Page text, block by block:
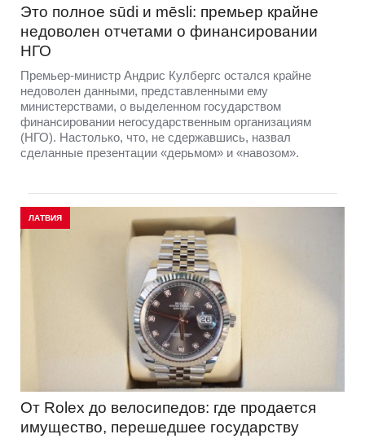
Это полное sūdi и mēsli: премьер крайне
недоволен отчетами о финансировании
НГО
Премьер-министр Андрис Кулбергс остался крайне
недоволен данными, представленными ему
министерствами, о выделенном государством
финансировании негосударственным организациям
(НГО). Настолько, что, не сдержавшись, назвал
сделанные презентации «дерьмом» и «навозом».
ЛАТВИЯ
От Rolex до велосипедов: где продается
имущество, перешедшее государству